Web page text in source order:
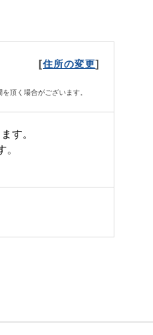
[住所の変更]
頂く場合がございます。
す。